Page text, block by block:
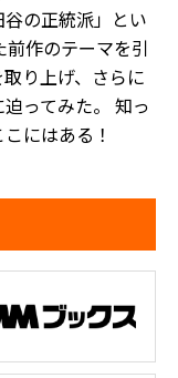
の正統派」とい
前作のテーマを引
り上げ、さらに
ってみた。 知っ
にはある！